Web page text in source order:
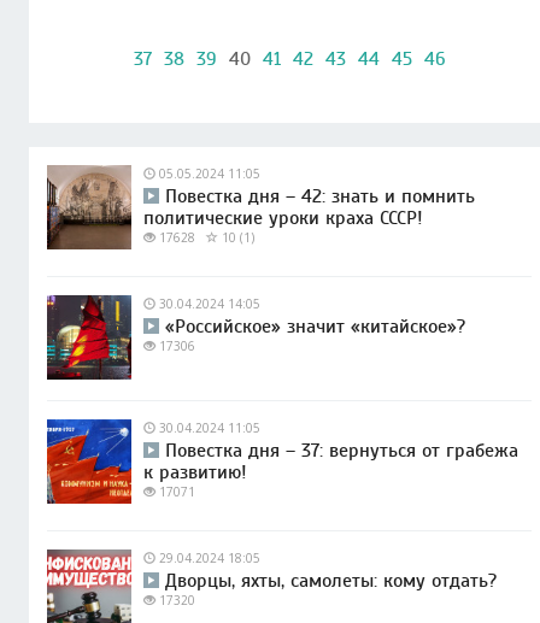
37 38 39 40 41 42 43 44 45 46
05.05.2024 11:05
Повестка дня – 42: знать и помнить
политические уроки краха СССР!
17628 10 (1)
30.04.2024 14:05
«Российское» значит «китайское»?
17306
30.04.2024 11:05
Повестка дня – 37: вернуться от грабежа
к развитию!
17071
29.04.2024 18:05
Дворцы, яхты, самолеты: кому отдать?
17320